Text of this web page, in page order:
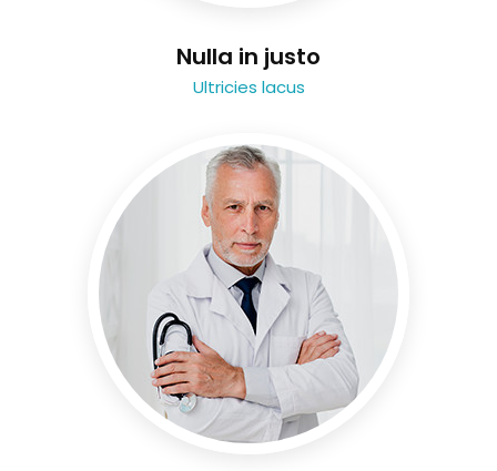
Nulla in justo
Ultricies lacus